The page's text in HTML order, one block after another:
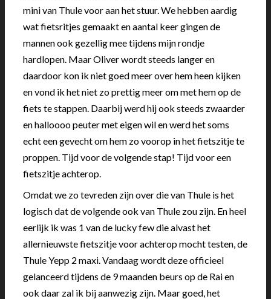
mini van Thule voor aan het stuur. We hebben aardig
wat fietsritjes gemaakt en aantal keer gingen de
mannen ook gezellig mee tijdens mijn rondje
hardlopen. Maar Oliver wordt steeds langer en
daardoor kon ik niet goed meer over hem heen kijken
en vond ik het niet zo prettig meer om met hem op de
fiets te stappen. Daarbij werd hij ook steeds zwaarder
en halloooo peuter met eigen wil en werd het soms
echt een gevecht om hem zo voorop in het fietszitje te
proppen. Tijd voor de volgende stap! Tijd voor een
fietszitje achterop.
Omdat we zo tevreden zijn over die van Thule is het
logisch dat de volgende ook van Thule zou zijn. En heel
eerlijk ik was 1 van de lucky few die alvast het
allernieuwste fietszitje voor achterop mocht testen, de
Thule Yepp 2 maxi. Vandaag wordt deze officieel
gelanceerd tijdens de 9 maanden beurs op de Rai en
ook daar zal ik bij aanwezig zijn. Maar goed, het